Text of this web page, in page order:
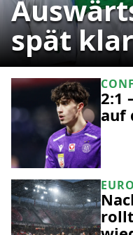
spät klar
2:1
auf